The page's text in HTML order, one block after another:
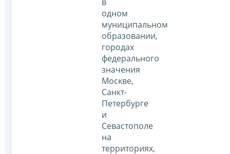
одном
муниципальном
образовании,
городах
федерального
значения
Москве,
Санкт-
Петербурге
и
Севастополе
на
территориях,